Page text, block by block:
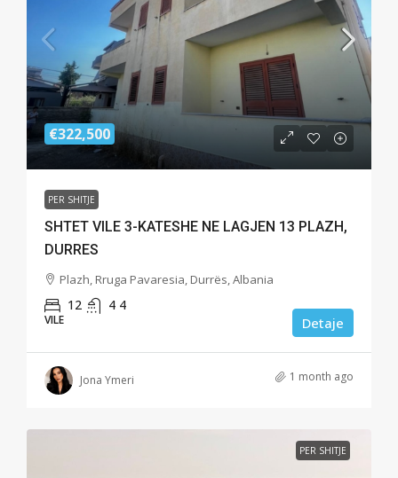
€322,500
PER SHITJE
SHTET VILE 3-KATESHE NE LAGJEN 13 PLAZH,
DURRES
Plazh, Rruga Pavaresia, Durrës, Albania
12 4 4
VILE Detaje
Jona Ymeri 1 month ago
PER SHITJE